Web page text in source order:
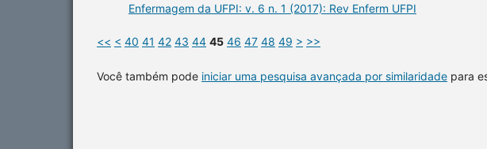
Enfermagem da UFPI: v. 6 n. 1 (2017): Rev Enferm UFPI
<< < 40 41 42 43 44 45 46 47 48 49 > >>
Você também pode iniciar uma pesquisa avançada por similaridade para